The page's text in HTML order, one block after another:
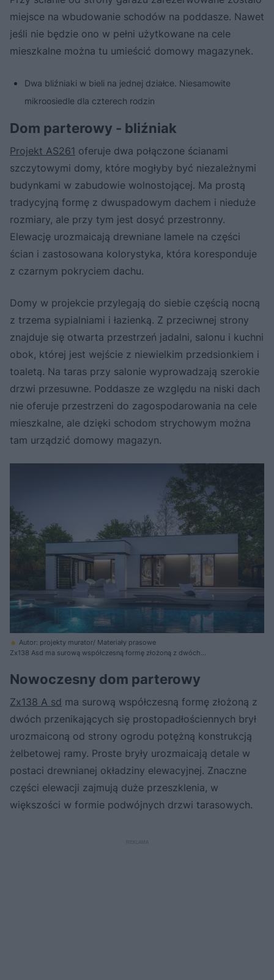
miejsce na wbudowanie schodów na poddasze. Nawet
jeśli nie będzie ono w pełni użytkowane na cele
mieszkalne można tu umieścić domowy magazynek.
Dwa bliźniaki w bieli na jednej działce. Niesamowite
mikroosiedle dla czterech rodzin
Dom parterowy - bliźniak
Projekt AS261 oferuje dwa połączone ścianami
szczytowymi domy, które mogłyby być niezależnymi
budynkami w zabudowie wolnostojącej. Ma prostą
tradycyjną formę z dwuspadowym dachem i nieduże
rozmiary, ale przy tym jest dosyć przestronny.
Elewację urozmaicają drewniane lamele na części
ścian i zastosowana kolorystyka, która koresponduje
z czarnym pokryciem dachu.
Domy w projekcie przylegają do siebie częścią nocną
z trzema sypialniami i łazienką. Z przeciwnej strony
znajduje się otwarta przestrzeń jadalni, salonu i kuchni
obok, której jest wejście z niewielkim przedsionkiem i
toaletą. Na taras przy salonie wyprowadzają szerokie
drzwi przesuwne. Poddasze ze względu na niski dach
nie oferuje przestrzeni do zagospodarowania na cele
mieszkalne, ale dzięki schodom strychowym można
tam urządzić domowy magazyn.
Autor: projekty murator/ Materiały prasowe
Zx138 Asd ma surową współczesną formę złożoną z dwóch
Nowoczesny dom parterowy
Zx138 A sd ma surową współczesną formę złożoną z
dwóch przenikających się prostopadłościennych brył
urozmaiconą od strony ogrodu potężną konstrukcją
żelbetowej ramy. Proste bryły urozmaicają detale w
postaci drewnianej okładziny elewacyjnej. Znaczne
części elewacji zajmują duże przeszklenia, w
większości w formie podwójnych drzwi tarasowych.